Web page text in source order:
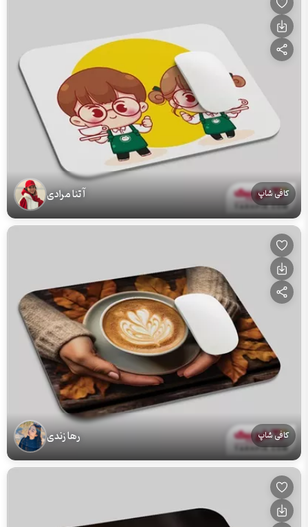
کافی شاپ آتنا مرادی
کافی شاپ رها زندی